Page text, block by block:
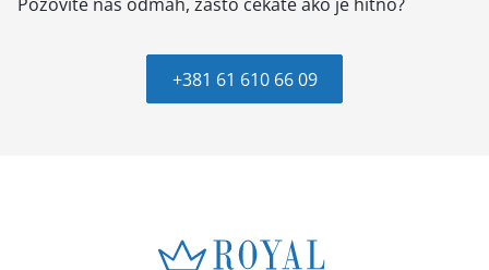
+381 61 610 66 09